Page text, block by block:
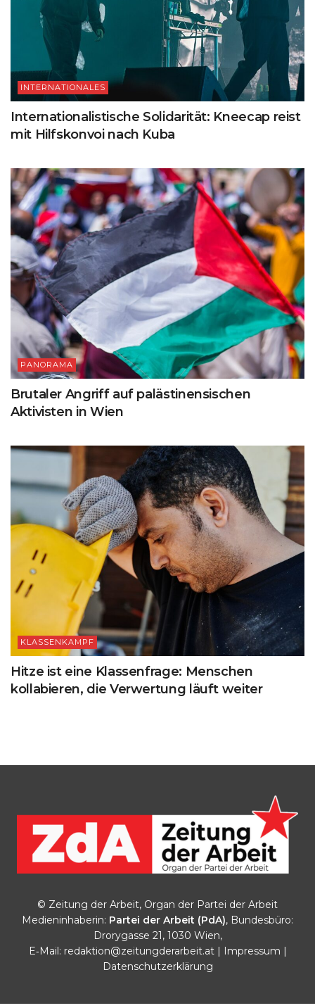
INTERNATIONALES
Internationalistische Solidarität: Kneecap reist
mit Hilfskonvoi nach Kuba
PANORAMA
Brutaler Angriff auf palästinensischen
Aktivisten in Wien
KLASSENKAMPF
Hitze ist eine Klassenfrage: Menschen
kollabieren, die Verwertung läuft weiter
© Zeitung der Arbeit, Organ der Partei der Arbeit
Medieninhaberin: Partei der Arbeit (PdA), Bundesbüro:
Drorygasse 21, 1030 Wien,
E‑Mail: redaktion@zeitungderarbeit.at| Impressum |
Datenschutzerklärung